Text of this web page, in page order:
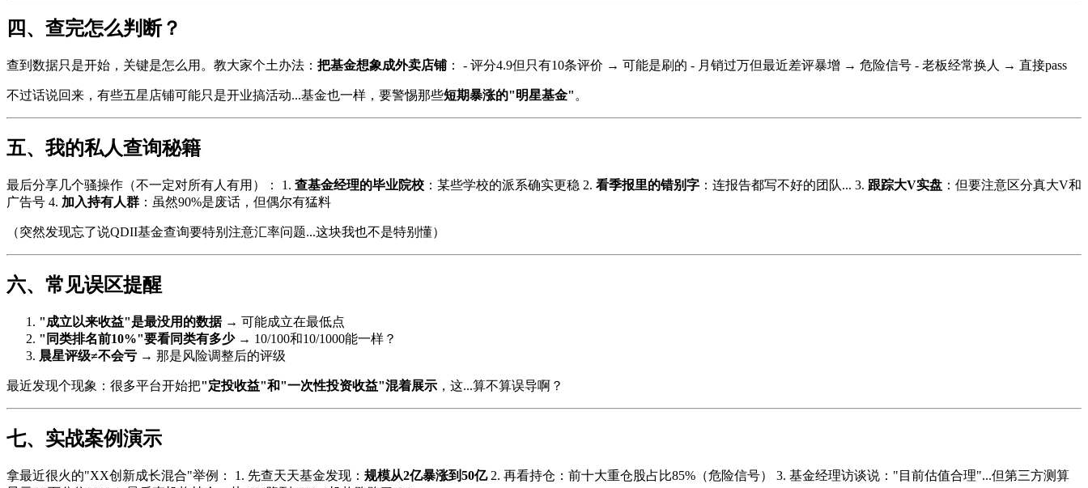
四、查完怎么判断？
查到数据只是开始，关键是怎么用。教大家个土办法： 把基金想象成外卖店铺： - 评分4.9但只有10条评价 → 可能是刷的 - 月销过万但最近差评暴增 → 危险信号 - 老板经常换人 → 直接pass
不过话说回来，有些五星店铺可能只是开业搞活动...基金也一样，要警惕那些短期暴涨的"明星基金" 。
五、我的私人查询秘籍
最后分享几个骚操作（不一定对所有人有用）： 1. 查基金经理的毕业院校 ：某些学校的派系确实更稳 2. 看季报里的错别字 ：连报告都写不好的团队... 3. 跟踪大V实盘 ：但要注意区分真大V和
广告号 4. 加入持有人群 ：虽然90%是废话，但偶尔有猛料
（突然发现忘了说QDII基金查询要特别注意汇率问题...这块我也不是特别懂）
六、常见误区提醒
"成立以来收益"是最没用的数据→ 可能成立在最低点
"同类排名前10%"要看同类有多少→ 10/100和10/1000能一样？
晨星评级≠不会亏 → 那是风险调整后的评级
最近发现个现象：很多平台开始把"定投收益"和"一次性投资收益"混着展示 ，这...算不算误导啊？
七、实战案例演示
拿最近很火的"XX创新成长混合"举例： 1. 先查天天基金发现： 规模从2亿暴涨到50亿2. 再看持仓：前十大重仓股占比85%（危险信号） 3. 基金经理访谈说："目前估值合理"...但第三方测算